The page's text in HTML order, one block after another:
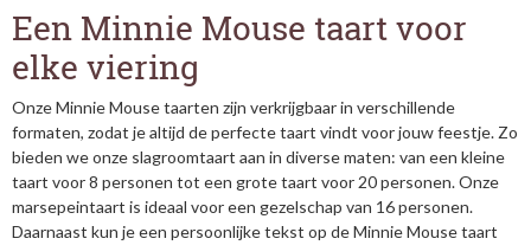
Een Minnie Mouse taart voor
elke viering
Onze Minnie Mouse taarten zijn verkrijgbaar in verschillende
formaten, zodat je altijd de perfecte taart vindt voor jouw feestje. Zo
bieden we onze slagroomtaart aan in diverse maten: van een kleine
taart voor 8 personen tot een grote taart voor 20 personen. Onze
marsepeintaart is ideaal voor een gezelschap van 16 personen.
Daarnaast kun je een persoonlijke tekst op de Minnie Mouse taart